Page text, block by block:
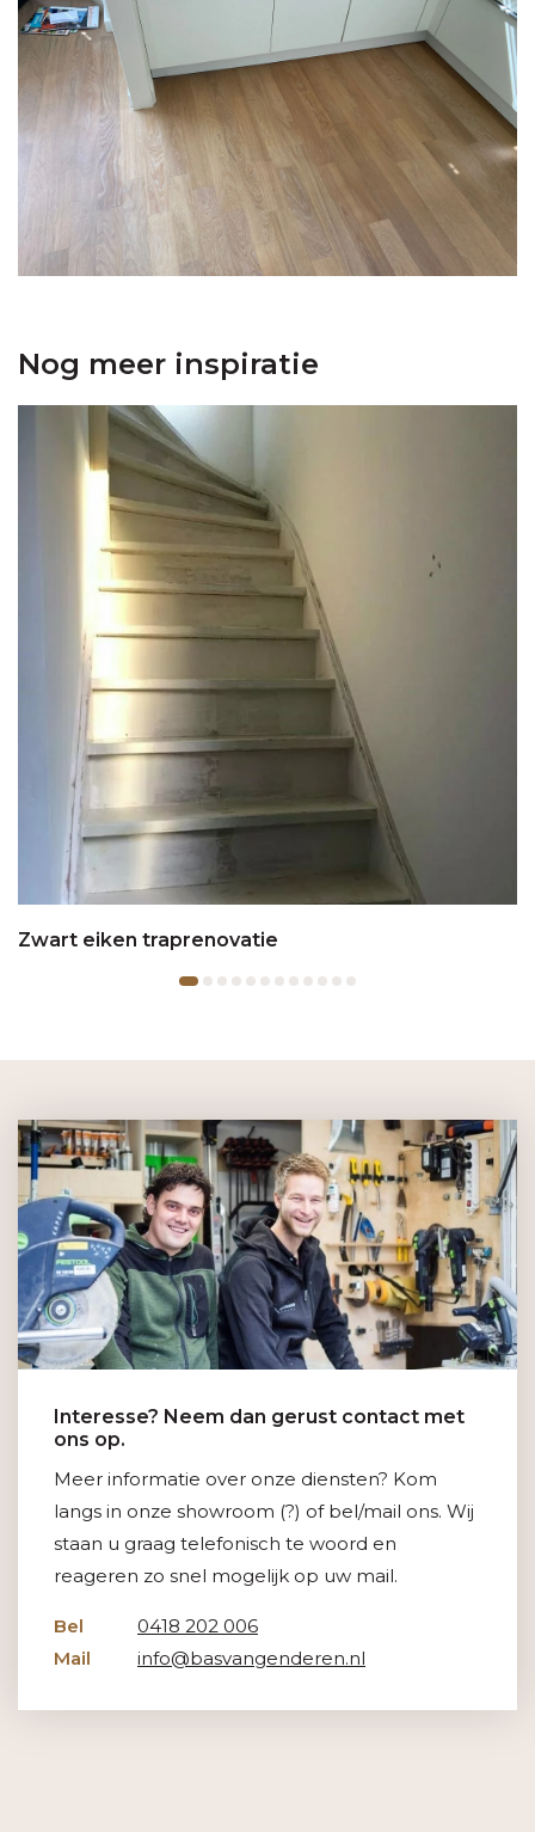
Nog meer inspiratie
Zwart eiken traprenovatie
Interesse? Neem dan gerust contact met
ons op.
Meer informatie over onze diensten? Kom
langs in onze showroom (?) of bel/mail ons. Wij
staan u graag telefonisch te woord en
reageren zo snel mogelijk op uw mail.
Bel
0418 202 006
Mail
info@basvangenderen.nl